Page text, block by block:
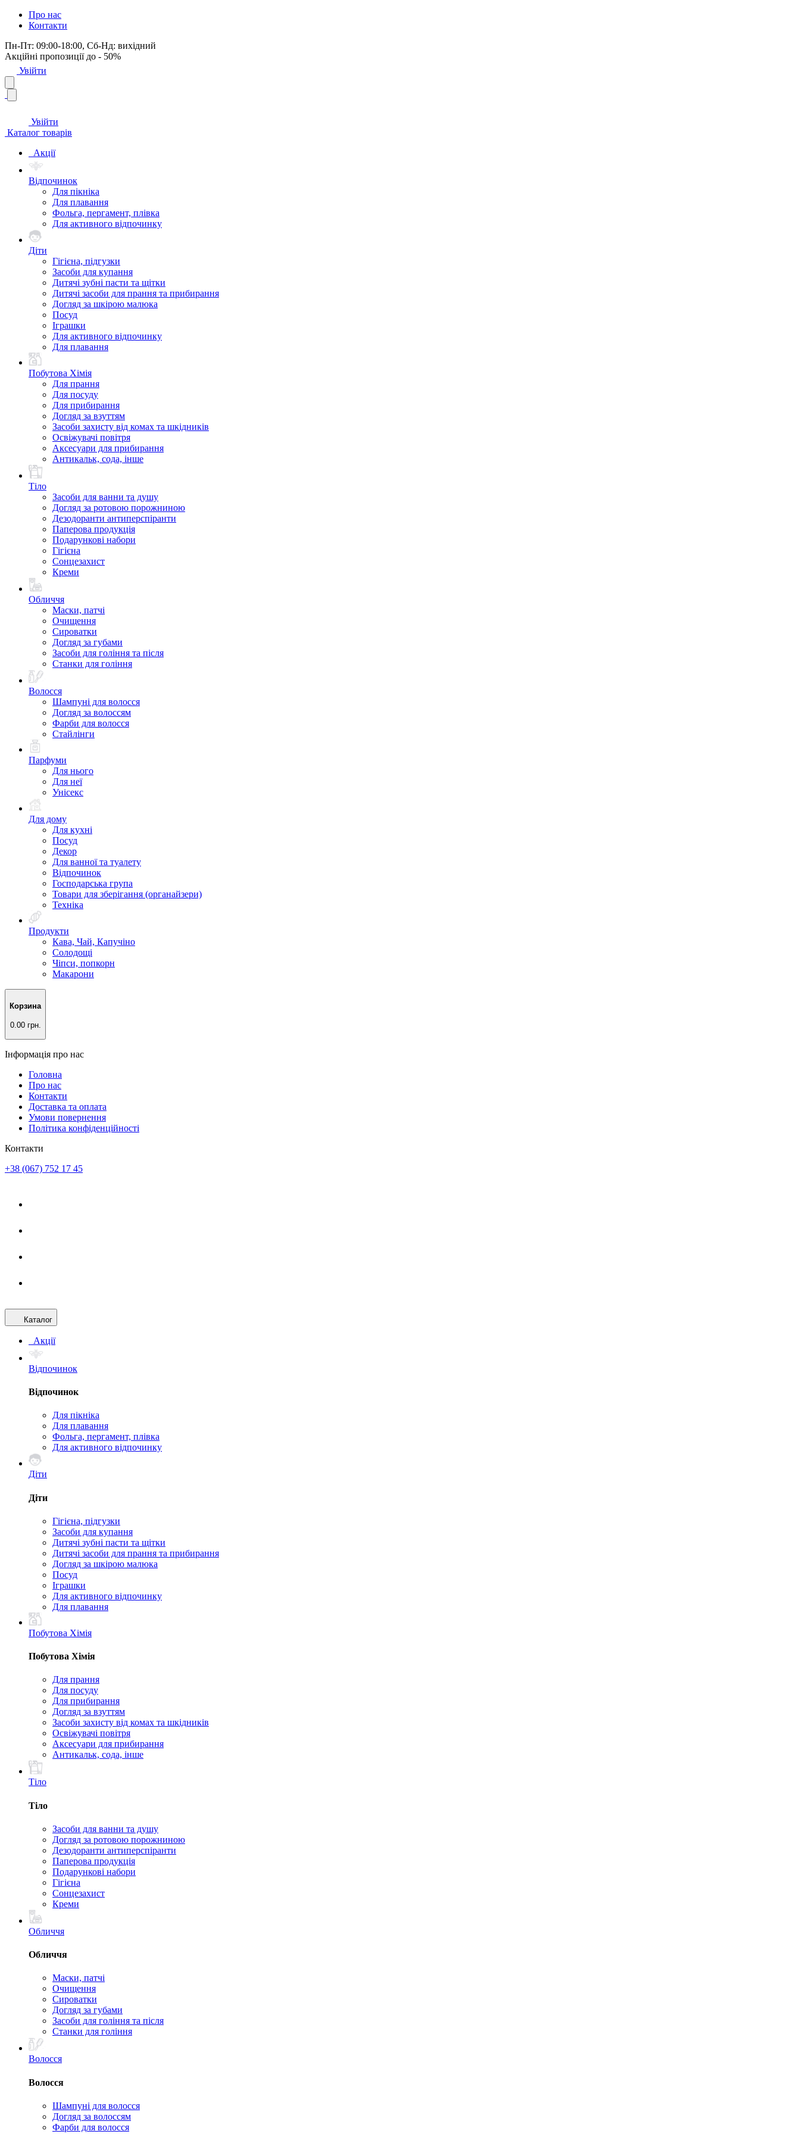
Про нас
Контакти
Пн-Пт: 09:00-18:00, Сб-Нд: вихідний
Акційні пропозиції до - 50%
Увійти
Увійти
Каталог товарів
Акції
Відпочинок
Для пікніка
Для плавання
Фольга, пергамент, плівка
Для активного відпочинку
Діти
Гігієна, підгузки
Засоби для купання
Дитячі зубні пасти та щітки
Дитячі засоби для прання та прибирання
Догляд за шкірою малюка
Посуд
Іграшки
Для активного відпочинку
Для плавання
Побутова Хімія
Для прання
Для посуду
Для прибирання
Догляд за взуттям
Засоби захисту від комах та шкідників
Освіжувачі повітря
Аксесуари для прибирання
Антикальк, сода, інше
Тіло
Засоби для ванни та душу
Догляд за ротовою порожниною
Дезодоранти антиперспіранти
Паперова продукція
Подарункові набори
Гігієна
Сонцезахист
Креми
Обличчя
Маски, патчі
Очищення
Сироватки
Догляд за губами
Засоби для гоління та після
Станки для гоління
Волосся
Шампуні для волосся
Догляд за волоссям
Фарби для волосся
Стайлінги
Парфуми
Для нього
Для неї
Унісекс
Для дому
Для кухні
Посуд
Декор
Для ванної та туалету
Відпочинок
Господарська група
Товари для зберігання (органайзери)
Техніка
Продукти
Кава, Чай, Капучіно
Солодощі
Чіпси, попкорн
Макарони
Корзина
0.00 грн.
Інформація про нас
Головна
Про нас
Контакти
Доставка та оплата
Умови повернення
Політика конфіденційності
Контакти
+38 (067) 752 17 45
Каталог
Акції
Відпочинок
Відпочинок
Для пікніка
Для плавання
Фольга, пергамент, плівка
Для активного відпочинку
Діти
Діти
Гігієна, підгузки
Засоби для купання
Дитячі зубні пасти та щітки
Дитячі засоби для прання та прибирання
Догляд за шкірою малюка
Посуд
Іграшки
Для активного відпочинку
Для плавання
Побутова Хімія
Побутова Хімія
Для прання
Для посуду
Для прибирання
Догляд за взуттям
Засоби захисту від комах та шкідників
Освіжувачі повітря
Аксесуари для прибирання
Антикальк, сода, інше
Тіло
Тіло
Засоби для ванни та душу
Догляд за ротовою порожниною
Дезодоранти антиперспіранти
Паперова продукція
Подарункові набори
Гігієна
Сонцезахист
Креми
Обличчя
Обличчя
Маски, патчі
Очищення
Сироватки
Догляд за губами
Засоби для гоління та після
Станки для гоління
Волосся
Волосся
Шампуні для волосся
Догляд за волоссям
Фарби для волосся